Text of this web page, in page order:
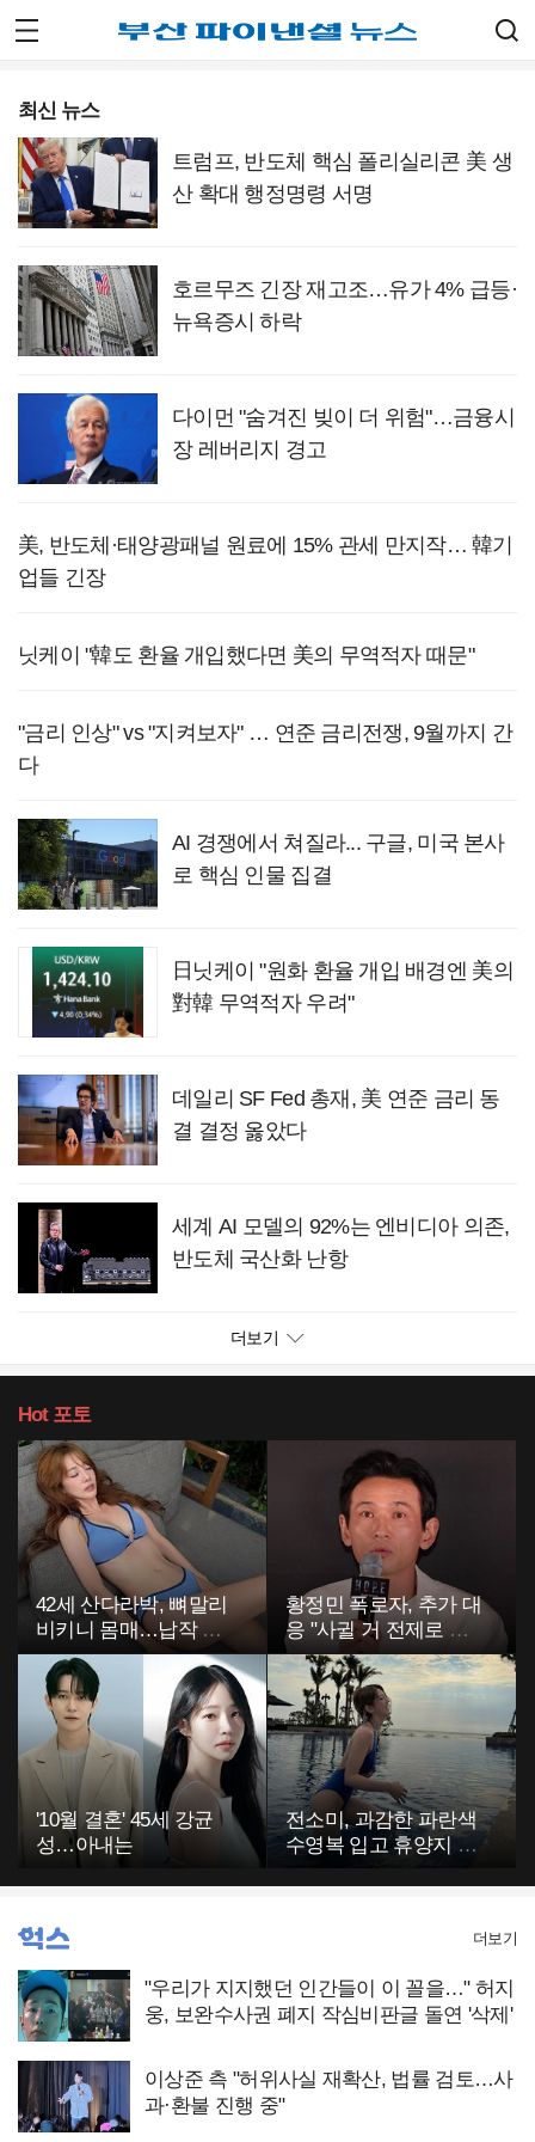
최신 뉴스
트럼프, 반도체 핵심 폴리실리콘 美 생
산 확대 행정명령 서명
호르무즈 긴장 재고조…유가 4% 급등·
뉴욕증시 하락
다이먼 "숨겨진 빚이 더 위험"…금융시
장 레버리지 경고
美, 반도체·태양광패널 원료에 15% 관세 만지작… 韓기
업들 긴장
닛케이 "韓도 환율 개입했다면 美의 무역적자 때문"
"금리 인상" vs "지켜보자" … 연준 금리전쟁, 9월까지 간
다
AI 경쟁에서 쳐질라... 구글, 미국 본사
로 핵심 인물 집결
日닛케이 "원화 환율 개입 배경엔 美의
對韓 무역적자 우려"
데일리 SF Fed 총재, 美 연준 금리 동
결 결정 옳았다
세계 AI 모델의 92%는 엔비디아 의존,
반도체 국산화 난항
더보기
Hot포토
42세 산다라박, 뼈말리
비키니 몸매…납작 복
부에 깜짝
황정민 폭로자, 추가 대
응 "사귈 거 전제로 하
고…"
'10월 결혼' 45세 강균
성…아내는
전소미, 과감한 파란색
수영복 입고 휴양지 포
"우리가 지지했던 인간들이 이 꼴을…" 허지
웅, 보완수사권 폐지 작심비판글 돌연 '삭제'
이상준 측 "허위사실 재확산, 법률 검토…사
과·환불 진행 중"
더보기